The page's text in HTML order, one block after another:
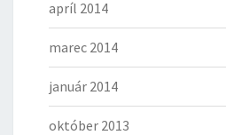
apríl 2014
marec 2014
január 2014
október 2013